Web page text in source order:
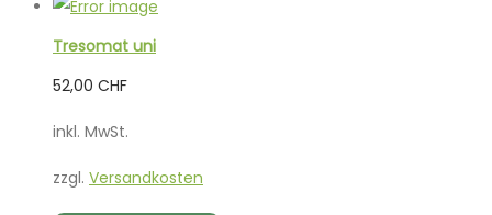
Tresomat uni
52,00 CHF
inkl. MwSt.
zzgl. Versandkosten